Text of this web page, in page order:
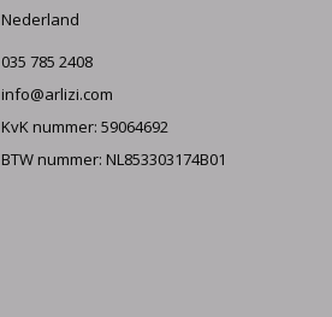
Nederland
035 785 2408
info@arlizi.com
KvK nummer: 59064692
BTW nummer: NL853303174B01